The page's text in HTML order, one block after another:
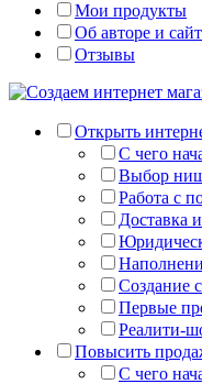
Мои продукты
Об авторе и
Отзывы
Открыть
С чего
Выбор
Работа с
Доставка
Создание
Первые
Реалити-
Повысить
С чего